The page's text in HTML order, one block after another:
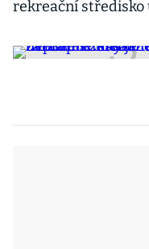
rekreační středisko